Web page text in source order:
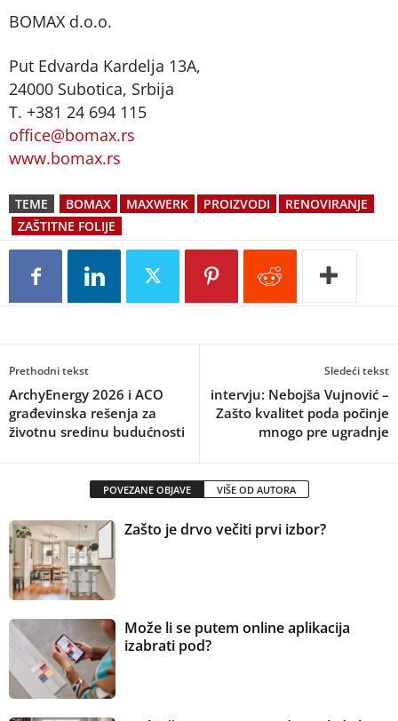
BOMAX d.o.o.
Put Edvarda Kardelja 13A,
24000 Subotica, Srbija
T. +381 24 694 115
office@bomax.rs
www.bomax.rs
TEME BOMAX MAXWERK PROIZVODI
RENOVIRANJE
ZAŠTITNE FOLIJE
Prethodni tekst
ArchyEnergy 2026 i ACO
građevinska rešenja za
životnu sredinu budućnosti
Sledeći tekst
intervju: Nebojša Vujnović –
Zašto kvalitet poda počinje
mnogo pre ugradnje
POVEZANE OBJAVE VIŠE OD AUTORA
Zašto je drvo večiti prvi izbor?
Može li se putem online aplikacija
izabrati pod?